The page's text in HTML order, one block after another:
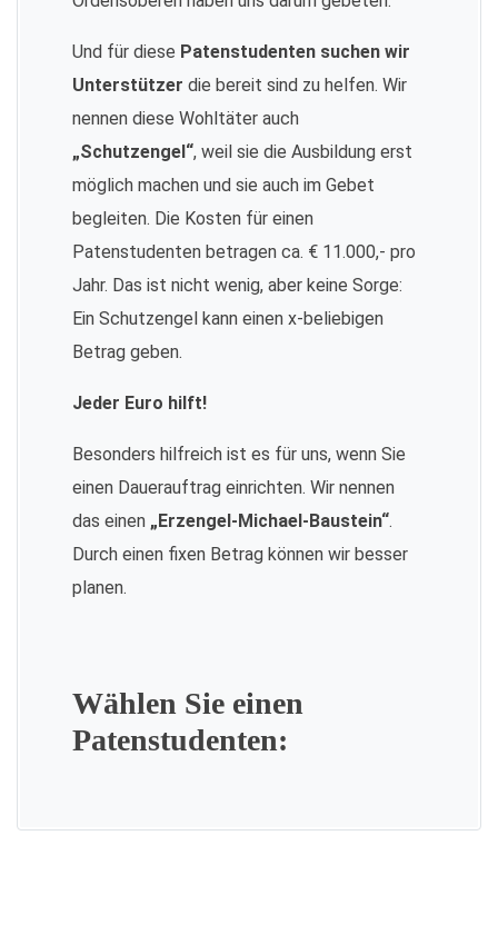
Und für diese Patenstudenten suchen wir
Unterstützer die bereit sind zu helfen. Wir
nennen diese Wohltäter auch
„Schutzengel“, weil sie die Ausbildung erst
möglich machen und sie auch im Gebet
begleiten. Die Kosten für einen
Patenstudenten betragen ca. € 11.000,- pro
Jahr. Das ist nicht wenig, aber keine Sorge:
Ein Schutzengel kann einen x-beliebigen
Betrag geben.
Jeder Euro hilft!
Besonders hilfreich ist es für uns, wenn Sie
einen Dauerauftrag einrichten. Wir nennen
das einen „Erzengel-Michael-Baustein“.
Durch einen fixen Betrag können wir besser
planen.
Wählen Sie einen
Patenstudenten: